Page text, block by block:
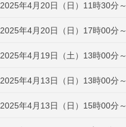
2025年4月20日（日）11時30分～
2025年4月20日（日）17時00分～
2025年4月19日（土）13時00分～
2025年4月13日（日）13時00分～
2025年4月13日（日）15時00分～